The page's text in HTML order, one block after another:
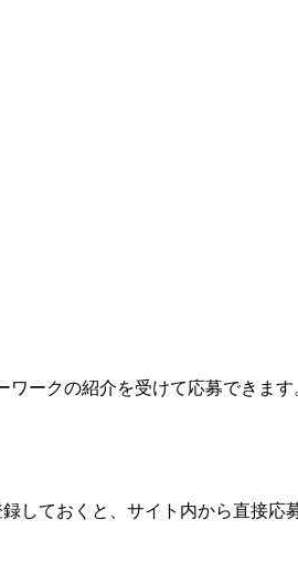
ークの紹介を受けて応募できます
しておくと、サイト内から直接応